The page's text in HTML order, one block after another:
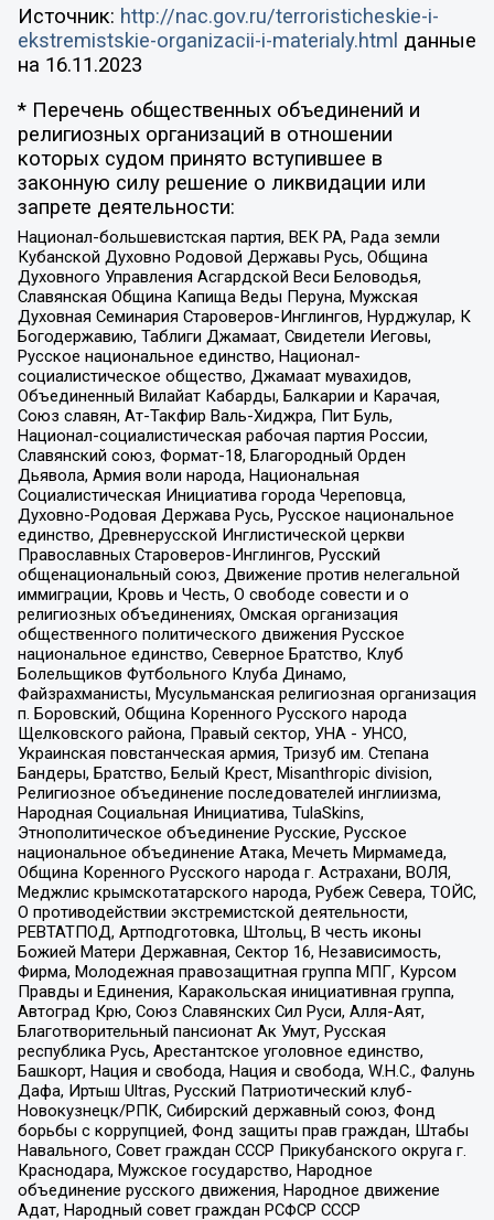
Источник: http://nac.gov.ru/terroristicheskie-i-
ekstremistskie-organizacii-i-materialy.html данные
на 16.11.2023
* Перечень общественных объединений и
религиозных организаций в отношении
которых судом принято вступившее в
законную силу решение о ликвидации или
запрете деятельности:
Национал-большевистская партия, ВЕК РА, Рада земли
Кубанской Духовно Родовой Державы Русь, Община
Духовного Управления Асгардской Веси Беловодья,
Славянская Община Капища Веды Перуна, Мужская
Духовная Семинария Староверов-Инглингов, Нурджулар, К
Богодержавию, Таблиги Джамаат, Свидетели Иеговы,
Русское национальное единство, Национал-
социалистическое общество, Джамаат мувахидов,
Объединенный Вилайат Кабарды, Балкарии и Карачая,
Союз славян, Ат-Такфир Валь-Хиджра, Пит Буль,
Национал-социалистическая рабочая партия России,
Славянский союз, Формат-18, Благородный Орден
Дьявола, Армия воли народа, Национальная
Социалистическая Инициатива города Череповца,
Духовно-Родовая Держава Русь, Русское национальное
единство, Древнерусской Инглистической церкви
Православных Староверов-Инглингов, Русский
общенациональный союз, Движение против нелегальной
иммиграции, Кровь и Честь, О свободе совести и о
религиозных объединениях, Омская организация
общественного политического движения Русское
национальное единство, Северное Братство, Клуб
Болельщиков Футбольного Клуба Динамо,
Файзрахманисты, Мусульманская религиозная организация
п. Боровский, Община Коренного Русского народа
Щелковского района, Правый сектор, УНА - УНСО,
Украинская повстанческая армия, Тризуб им. Степана
Бандеры, Братство, Белый Крест, Misanthropic division,
Религиозное объединение последователей инглиизма,
Народная Социальная Инициатива, TulaSkins,
Этнополитическое объединение Русские, Русское
национальное объединение Атака, Мечеть Мирмамеда,
Община Коренного Русского народа г. Астрахани, ВОЛЯ,
Меджлис крымскотатарского народа, Рубеж Севера, ТОЙС,
О противодействии экстремистской деятельности,
РЕВТАТПОД, Артподготовка, Штольц, В честь иконы
Божией Матери Державная, Сектор 16, Независимость,
Фирма, Молодежная правозащитная группа МПГ, Курсом
Правды и Единения, Каракольская инициативная группа,
Автоград Крю, Союз Славянских Сил Руси, Алля-Аят,
Благотворительный пансионат Ак Умут, Русская
республика Русь, Арестантское уголовное единство,
Башкорт, Нация и свобода, Нация и свобода, W.H.С., Фалунь
Дафа, Иртыш Ultras, Русский Патриотический клуб-
Новокузнецк/РПК, Сибирский державный союз, Фонд
борьбы с коррупцией, Фонд защиты прав граждан, Штабы
Навального, Совет граждан СССР Прикубанского округа г.
Краснодара, Мужское государство, Народное
объединение русского движения, Народное движение
Адат, Народный совет граждан РСФСР СССР